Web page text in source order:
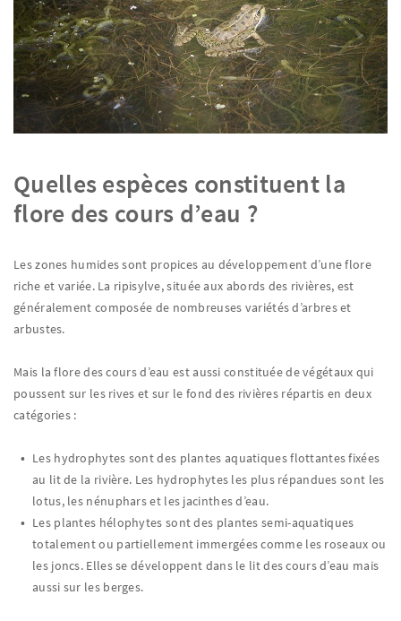
Quelles espèces constituent la
flore des cours d’eau ?
Les zones humides sont propices au développement d’une flore
riche et variée. La ripisylve, située aux abords des rivières, est
généralement composée de nombreuses variétés d’arbres et
arbustes.
Mais la flore des cours d’eau est aussi constituée de végétaux qui
poussent sur les rives et sur le fond des rivières répartis en deux
catégories :
Les hydrophytes sont des plantes aquatiques flottantes fixées
au lit de la rivière. Les hydrophytes les plus répandues sont les
lotus, les nénuphars et les jacinthes d’eau.
Les plantes hélophytes sont des plantes semi-aquatiques
totalement ou partiellement immergées comme les roseaux ou
les joncs. Elles se développent dans le lit des cours d’eau mais
aussi sur les berges.